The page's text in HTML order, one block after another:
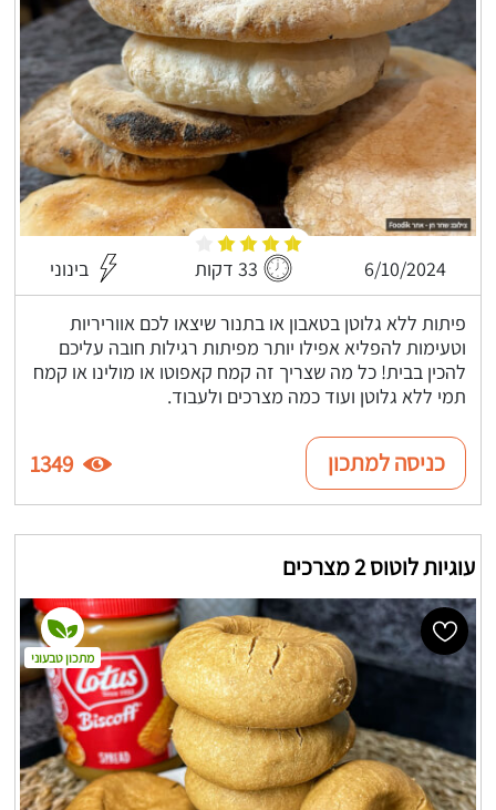
6/10/2024 33 דקות בינוני
פיתות ללא גלוטן בטאבון או בתנור שיצאו לכם אווריריות
וטעימות להפליא אפילו יותר מפיתות רגילות חובה עליכם
להכין בבית! כל מה שצריך זה קמח קאפוטו או מולינו או קמח
תמי ללא גלוטן ועוד כמה מצרכים ולעבוד.
כניסה למתכון 1349
עוגיות לוטוס 2 מצרכים
מתכון טבעוני